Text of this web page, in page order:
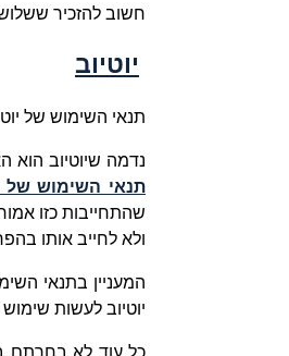
חשוב להזכיר
יוטיוב
תנאי השימוש של
נדמה שיוטיוב
תנאי השימוש של
שהתחייבות כזו
ולא לחייב אותו
המעניין בתנאי
יוטיוב לעשות